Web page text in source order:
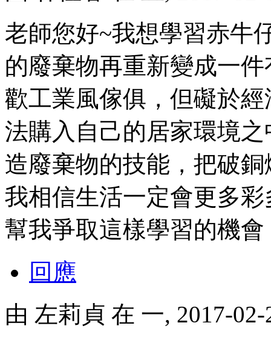
老師您好~我想學習赤牛
的廢棄物再重新變成一
歡工業風傢俱，但礙於
法購入自己的居家環境
造廢棄物的技能，把破
我相信生活一定會更多
幫我爭取這樣學習的機
回應
由 左莉貞 在 一, 2017-